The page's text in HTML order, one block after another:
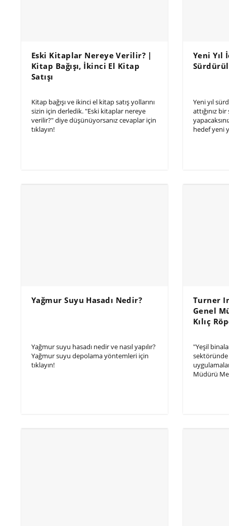
Eski Kitaplar Nereye Verilir? |
Kitap Bağışı, İkinci El Kitap
Satışı
Kitap bağışı ve ikinci el kitap satış yollarını
sizin için derledik. "Eski kitaplar nereye
verilir?" diye düşünüyorsanız cevaplar için
tıklayın!
Yeni Yıl
Yeni yıl
attığınız
hedef yeni
Yağmur Suyu Hasadı Nedir?
Yağmur suyu hasadı nedir ve nasıl yapılır?
Yağmur suyu depolama yöntemleri için
tıklayın!
Turner
Genel
Kılıç
"Yeşil
Müdürü